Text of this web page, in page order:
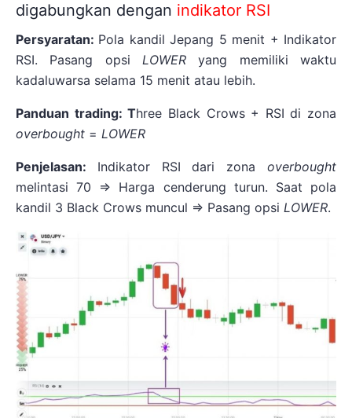
digabungkan dengan indikator RSI
Persyaratan: Pola kandil Jepang 5 menit + Indikator
RSI. Pasang opsi LOWER yang memiliki waktu
kadaluwarsa selama 15 menit atau lebih.
Panduan trading: Three Black Crows + RSI di zona
overbought = LOWER
Penjelasan: Indikator RSI dari zonaoverbought
melintasi 70 => Harga cenderung turun. Saat pola
kandil 3 Black Crows muncul => Pasang opsi LOWER.